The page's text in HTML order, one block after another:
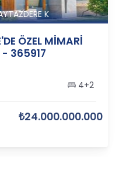
K
ÖZEL MİMARİ
- 365917
4+2
₺24.000.000.000